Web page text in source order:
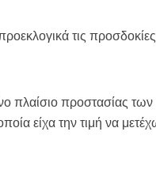
τις
πλαίσιο προστασίας
είχα την τιμή να